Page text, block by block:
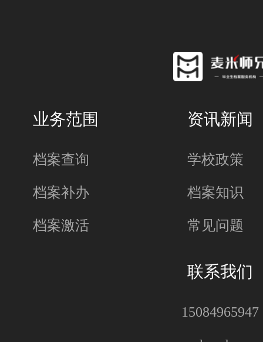
业务范围
档案查询
档案补办
档案激活
资讯新闻
学校政策
档案知识
常见问题
联系我们
15084965947